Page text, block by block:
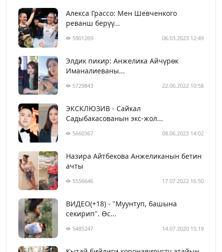
Алекса Грассо: Мен Шевченкого
реванш берүү...
5901269 06.03.2023 12:49
Элдик пикир: Анжелика Айчүрөк
Иманалиеваны...
5729843 22.06.2022 10:58
ЭКСКЛЮЗИВ - Сайкал
Садыбакасованын экс-жол...
5660367 08.06.2023 14:02
Назира Айтбекова Анжеликанын бетин
ачты
5556646 17.07.2022 16:50
ВИДЕО(+18) - "Муунтуп, башына
секирип". Өс...
5485247 14.07.2020 15:19